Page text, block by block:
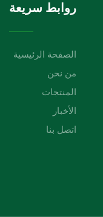
روابط سريعة
الصفحة الرئيسية
من نحن
المنتجات
الأخبار
اتصل بنا